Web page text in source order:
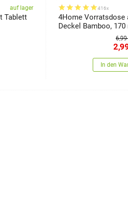
auf lager
Tablett
416x
4Home Vorratsdose
Deckel Bamboo, 170
In den